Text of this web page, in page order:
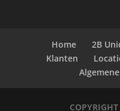
Home 2B
Klanten